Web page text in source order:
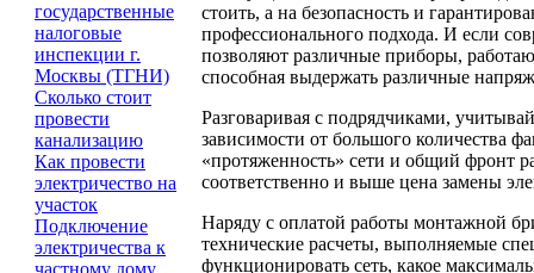
государственные
налоговые
инспекции г.
Москвы (ТГНИ)
Сколько стоит
провести
канализацию
Как провести
электричество на
участок
Подключение
электричества к
частному дому
стоить, а на безопасность и
профессионального подхода. И если
позволяют различные приборы,
способная выдержать различные
Разговаривая с подрядчиками,
зависимости от большого количества
«протяженность» сети и общий фронт
соответственно и выше цена замены
Наряду с оплатой работы монтажной
технические расчеты, выполняемые
функционировать сеть, какое